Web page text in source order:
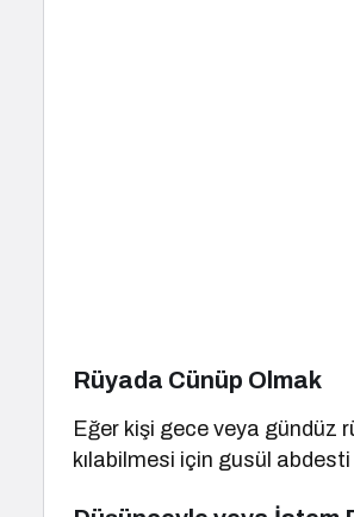
Rüyada Cünüp Olmak
Eğer kişi gece veya gündüz
kılabilmesi için gusül abdesti